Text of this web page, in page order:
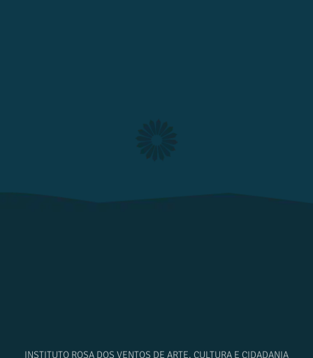
INSTITUTO ROSA DOS VENTOS DE ARTE, CULTURA E CIDADANIA